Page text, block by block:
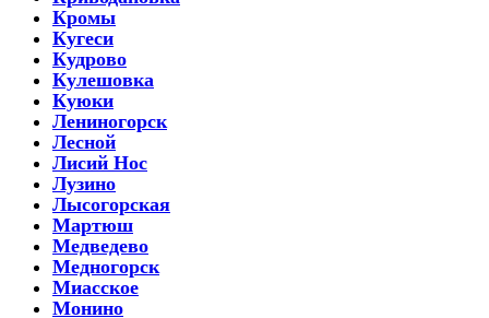
Кромы
Кугеси
Кудрово
Кулешовка
Куюки
Лениногорск
Лесной
Лисий Нос
Лузино
Лысогорская
Мартюш
Медведево
Медногорск
Миасское
Монино